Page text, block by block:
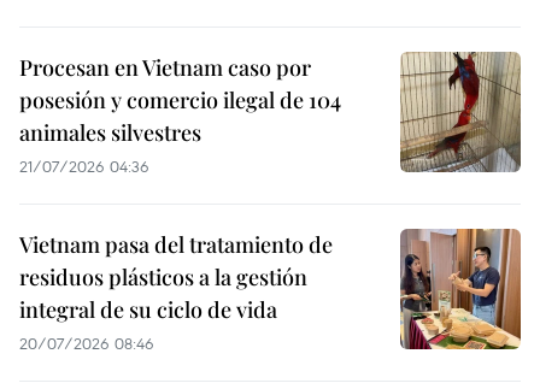
Procesan en Vietnam caso por
posesión y comercio ilegal de 104
animales silvestres
21/07/2026 04:36
Vietnam pasa del tratamiento de
residuos plásticos a la gestión
integral de su ciclo de vida
20/07/2026 08:46